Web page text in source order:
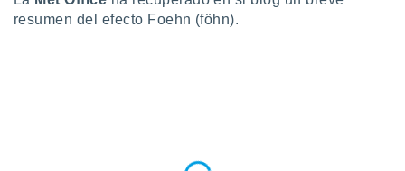
resumen del efecto Foehn (föhn).